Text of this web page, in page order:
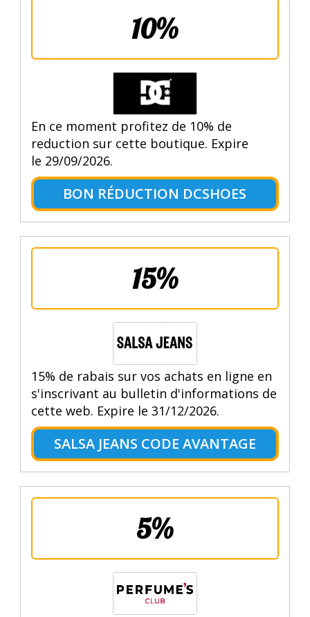
10%
En ce moment profitez de 10% de
reduction sur cette boutique. Expire
le 29/09/2026.
BON RÉDUCTION DCSHOES
15%
15% de rabais sur vos achats en ligne en
s'inscrivant au bulletin d'informations de
cette web. Expire le 31/12/2026.
SALSA JEANS CODE AVANTAGE
5%